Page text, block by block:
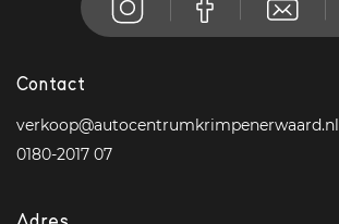
Contact
verkoop@autocentrumkrimpenerwaard.nl
0180-2017 07